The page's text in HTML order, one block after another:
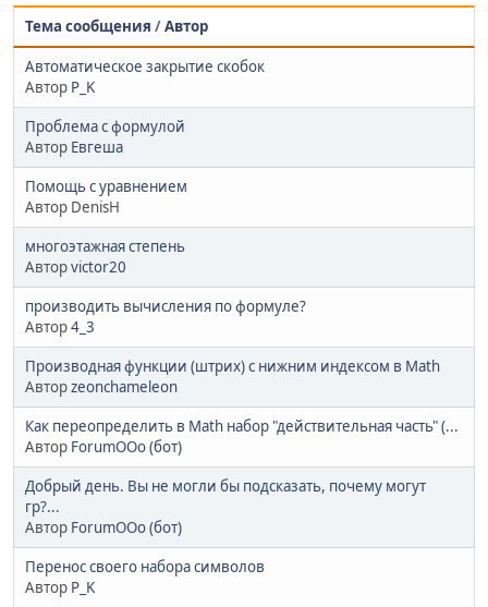
Тема сообщения /Автор
Автоматическое закрытие скобок
Автор P_K
Проблема с формулой
Автор Евгеша
Помощь с уравнением
Автор DenisH
многоэтажная степень
Авторvictor20
производить вычисления по формуле?
Автор4_3
Производная функции (штрих) с нижним индексом в Math
Авторzeonchameleon
Как переопределить в Math набор "действительная часть" (...
Автор ForumOOo (бот)
Добрый день. Вы не могли бы подсказать, почему могут
гр?...
Автор ForumOOo (бот)
Перенос своего набора символов
Автор P_K